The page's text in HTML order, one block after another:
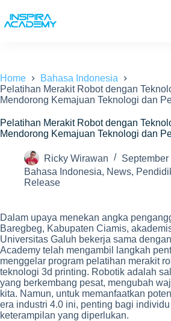
content
Home
Bahasa Indonesia
Pelatihan Merakit Robot dengan
Mendorong Kemajuan Teknologi dan
Pelatihan Merakit Robot dengan
Mendorong Kemajuan Teknologi dan
Ricky Wirawan
Bahasa Indonesia, News,
Release
Dalam upaya menekan angka
Baregbeg, Kabupaten Ciamis,
Universitas Galuh bekerja sama
Academy telah mengambil langkah
menggelar program pelatihan merakit
teknologi 3d printing. Robotik adalah
yang berkembang pesat, mengubah
kita. Namun, untuk memanfaatkan
era industri 4.0 ini, penting bagi
keterampilan yang diperlukan.